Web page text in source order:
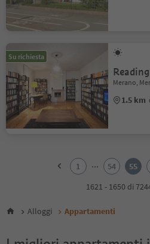
Su richiesta
Merano,
1.5 km
6
1 ... 54 55
1621 - 1650 di
Alloggi Appartamenti